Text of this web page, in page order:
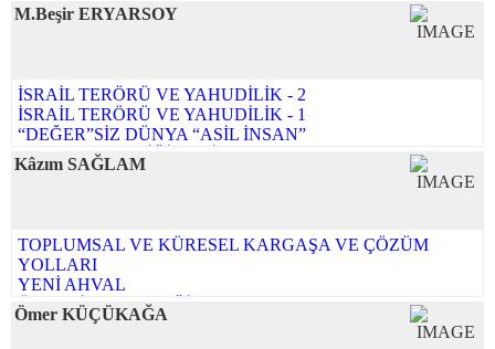
M.Beşir ERYARSOY
İSRAİL TERÖRÜ VE YAHUDİLİK - 2
İSRAİL TERÖRÜ VE YAHUDİLİK - 1
“DEĞER”SİZ DÜNYA “ASİL İNSAN”
BAYRAM TEBRİĞİ YERİNE
KİTAB-MÎZÂN-DEMİR
TÜRKİYE VE DÜNYA GÜNDEMİ İLE İLGİLENMENİN
GEREKLİLİĞİ-1
ATALETİMİZİN SEBEPLERİ
BAYRAM TEBRİĞİ
Kâzım SAĞLAM
TOPLUMSAL VE KÜRESEL KARGAŞA VE ÇÖZÜM
YOLLARI
YENİ AHVAL
ÜLKENİN GELECEĞİ
KARGAŞA DÖNEMİNİN AHVALİ
Ömer KÜÇÜKAĞA